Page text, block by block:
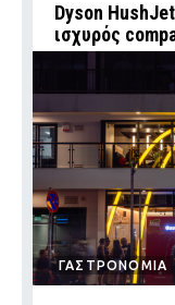
Dyson
ισχυρός
ΓΑΣΤΡΟΝΟΜΙΑ